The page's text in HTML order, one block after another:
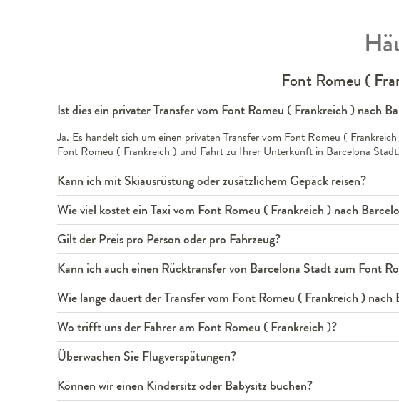
Font Romeu (
Ist dies ein privater Transfer vom Font Romeu ( Frankreich ) nach
Ja. Es handelt sich um einen privaten Transfer vom Font Romeu (
Font Romeu ( Frankreich ) und Fahrt zu Ihrer Unterkunft in Barcelona Stadt.
Kann ich mit Skiausrüstung oder zusätzlichem Gepäck reisen?
Wie viel kostet ein Taxi vom Font Romeu ( Frankreich ) nach
Gilt der Preis pro Person oder pro Fahrzeug?
Kann ich auch einen Rücktransfer von Barcelona Stadt zum Font
Wie lange dauert der Transfer vom Font Romeu ( Frankreich ) nach
Wo trifft uns der Fahrer am Font Romeu ( Frankreich )?
Überwachen Sie Flugverspätungen?
Können wir einen Kindersitz oder Babysitz buchen?